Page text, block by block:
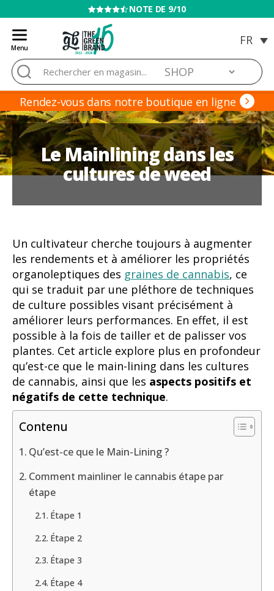
VENTE INTERDITE AUX MINEURS
Menu
Blog
de
Grow
Barato
Rechercher :
Rendez-vous dans notre boutique en ligne
Le Mainlining dans les
cultures de weed
Un cultivateur cherche toujours à augmenter
les rendements et à améliorer les propriétés
organoleptiques des graines de cannabis, ce
qui se traduit par une pléthore de techniques
de culture possibles visant précisément à
améliorer leurs performances. En effet, il est
possible à la fois de tailler et de palisser vos
plantes. Cet article explore plus en profondeur
qu’est-ce que le main-lining dans les cultures
de cannabis, ainsi que les aspects positifs et
négatifs de cette technique.
Contenu
Qu’est-ce que le Main-Lining ?
Comment mainliner le cannabis étape par
étape
Étape 1
Étape 2
Étape 3
Étape 4